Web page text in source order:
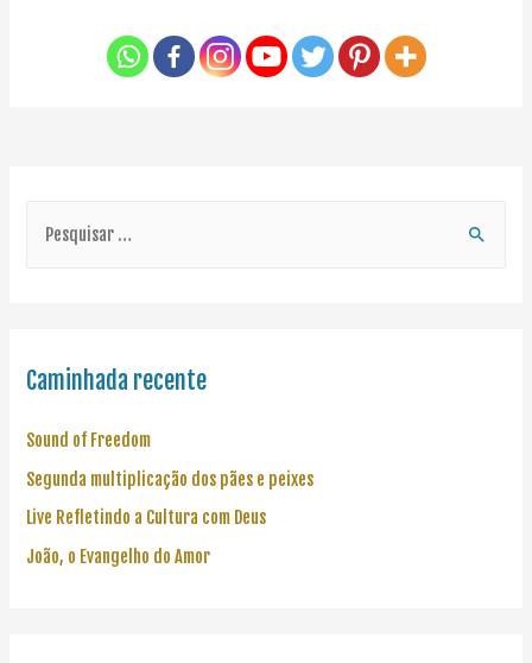
Caminhada recente
Sound of Freedom
Segunda multiplicação dos pães e peixes
Live Refletindo a Cultura com Deus
João, o Evangelho do Amor